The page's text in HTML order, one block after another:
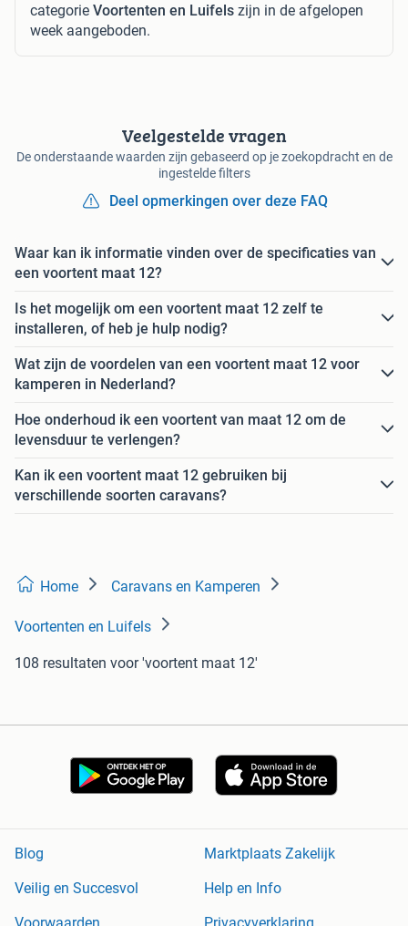
categorie Voortenten en Luifels zijn in de afgelopen
week aangeboden.
Veelgestelde vragen
De onderstaande waarden zijn gebaseerd op je zoekopdracht en de
ingestelde filters
Deel opmerkingen over deze FAQ
Waar kan ik informatie vinden over de specificaties van
een voortent maat 12?
Is het mogelijk om een voortent maat 12 zelf te
installeren, of heb je hulp nodig?
Wat zijn de voordelen van een voortent maat 12 voor
kamperen in Nederland?
Hoe onderhoud ik een voortent van maat 12 om de
levensduur te verlengen?
Kan ik een voortent maat 12 gebruiken bij
verschillende soorten caravans?
Home Caravans en Kamperen
Voortenten en Luifels
108 resultaten voor 'voortent maat 12'
Blog
Marktplaats Zakelijk
Veilig en Succesvol
Help en Info